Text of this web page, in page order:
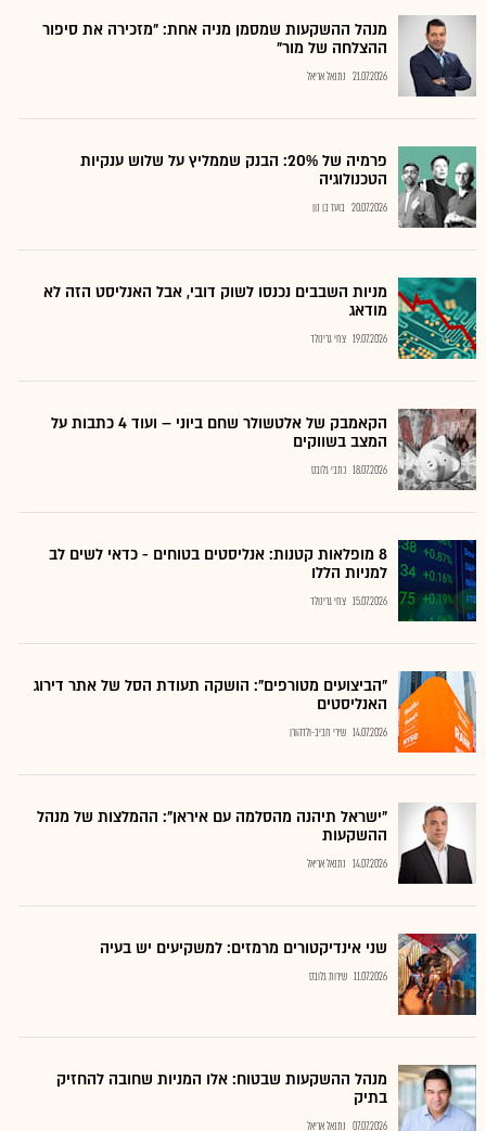
מנהל ההשקעות שמסמן מניה אחת: "מזכירה את סיפור
ההצלחה של מור"
21.07.2026 נתנאל אריאל
פרמיה של 20%: הבנק שממליץ על שלוש ענקיות
הטכנולוגיה
20.07.2026 בועז בן נון
מניות השבבים נכנסו לשוק דובי, אבל האנליסט הזה לא
מודאג
19.07.2026 צחי גרינולד
הקאמבק של אלטשולר שחם ביוני – ועוד 4 כתבות על
המצב בשווקים
18.07.2026 כתבי גלובס
8 מופלאות קטנות: אנליסטים בטוחים - כדאי לשים לב
למניות הללו
15.07.2026 צחי גרינולד
"הביצועים מטורפים": הושקה תעודת הסל של אתר דירוג
האנליסטים
14.07.2026 שירי חביב-ולדהורן
"ישראל תיהנה מהסלמה עם איראן": ההמלצות של מנהל
ההשקעות
14.07.2026 נתנאל אריאל
שני אינדיקטורים מרמזים: למשקיעים יש בעיה
11.07.2026 שירות גלובס
מנהל ההשקעות שבטוח: אלו המניות שחובה להחזיק
בתיק
07.07.2026 נתנאל אריאל